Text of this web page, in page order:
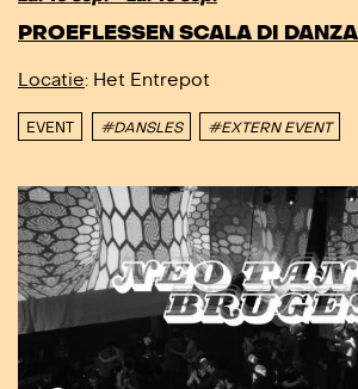
PROEFLESSEN SCALA DI DANZA
Locatie: Het Entrepot
EVENT #DANSLES #EXTERN EVENT
DIT IS EEN EXTERN